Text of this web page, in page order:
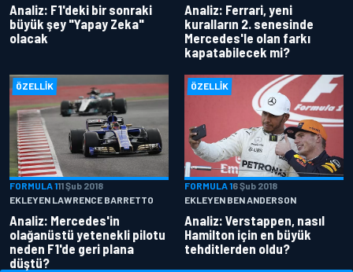
Analiz: F1'deki bir sonraki
büyük şey "Yapay Zeka"
olacak
Analiz: Ferrari, yeni
kuralların 2. senesinde
Mercedes'le olan farkı
kapatabilecek mi?
ÖZELLIK
FORMULA 111 Şub 2018
EKLEYEN LAWRENCE BARRETTO
Analiz: Mercedes'in
olağanüstü yetenekli pilotu
neden F1'de geri plana
düştü?
ÖZELLIK
FORMULA 16 Şub 2018
EKLEYEN BEN ANDERSON
Analiz: Verstappen, nasıl
Hamilton için en büyük
tehditlerden oldu?